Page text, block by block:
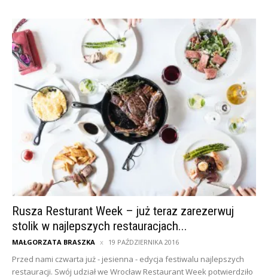
Rusza Resturant Week – już teraz zarezerwuj
stolik w najlepszych restauracjach...
MAŁGORZATA BRASZKA 19 PAŹDZIERNIKA 2016
Przed nami czwarta już - jesienna - edycja festiwalu najlepszych
restauracji. Swój udział we Wrocław Restaurant Week potwierdziło